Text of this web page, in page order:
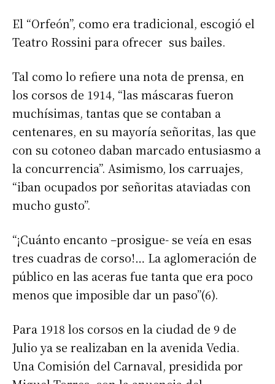
Suscribirme gratis
El “Orfeón”, como era tradicional, escogió el
Teatro Rossini para ofrecer sus bailes.
Tal como lo refiere una nota de prensa, en
los corsos de 1914, “las máscaras fueron
muchísimas, tantas que se contaban a
centenares, en su mayoría señoritas, las que
con su cotoneo daban marcado entusiasmo a
la concurrencia”. Asimismo, los carruajes,
“iban ocupados por señoritas ataviadas con
mucho gusto”.
“¡Cuánto encanto –prosigue- se veía en esas
tres cuadras de corso!… La aglomeración de
público en las aceras fue tanta que era poco
menos que imposible dar un paso”(6).
Para 1918 los corsos en la ciudad de 9 de
Julio ya se realizaban en la avenida Vedia.
Una Comisión del Carnaval, presidida por